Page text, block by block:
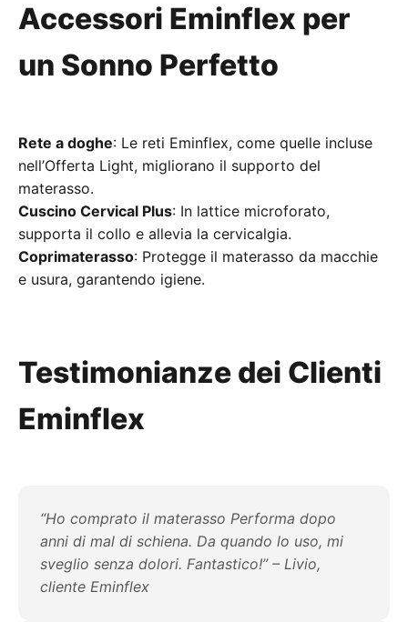
Accessori Eminflex per
un Sonno Perfetto
Rete a doghe: Le reti Eminflex, come quelle incluse
nell’Offerta Light, migliorano il supporto del
materasso.
Cuscino Cervical Plus: In lattice microforato,
supporta il collo e allevia la cervicalgia.
Coprimaterasso: Protegge il materasso da macchie
e usura, garantendo igiene.
Testimonianze dei Clienti
Eminflex
“Ho comprato il materasso Performa dopo
anni di mal di schiena. Da quando lo uso, mi
sveglio senza dolori. Fantastico!” – Livio,
cliente Eminflex